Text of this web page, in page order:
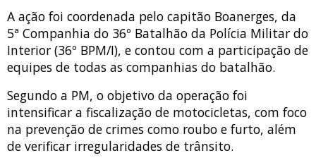
A ação foi coordenada pelo capitão Boanerges, da
5ª Companhia do 36º Batalhão da Polícia Militar do
Interior (36º BPM/I), e contou com a participação de
equipes de todas as companhias do batalhão.
Segundo a PM, o objetivo da operação foi
intensificar a fiscalização de motocicletas, com foco
na prevenção de crimes como roubo e furto, além
de verificar irregularidades de trânsito.